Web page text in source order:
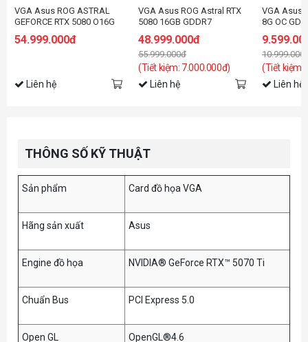
VGA Asus ROG ASTRAL
GEFORCE RTX 5080 O16G
54.999.000đ
Liên hệ
VGA Asus ROG Astral RTX
5080 16GB GDDR7
48.999.000đ
55.999.000đ
(Tiết kiệm: 7.000.000đ)
Liên hệ
VGA Asus
8G OC
(Tiết kiệm:
Liên hệ
THÔNG SỐ KỸ THUẬT
Sản phẩm Card đồ họa VGA
Hãng sản xuất Asus
Engine đồ họa NVIDIA® GeForce RTX™ 5070 Ti
Chuẩn Bus PCI Express 5.0
Open GL OpenGL®4.6